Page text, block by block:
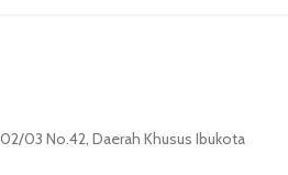
03 No.42, Daerah Khusus Ibukota